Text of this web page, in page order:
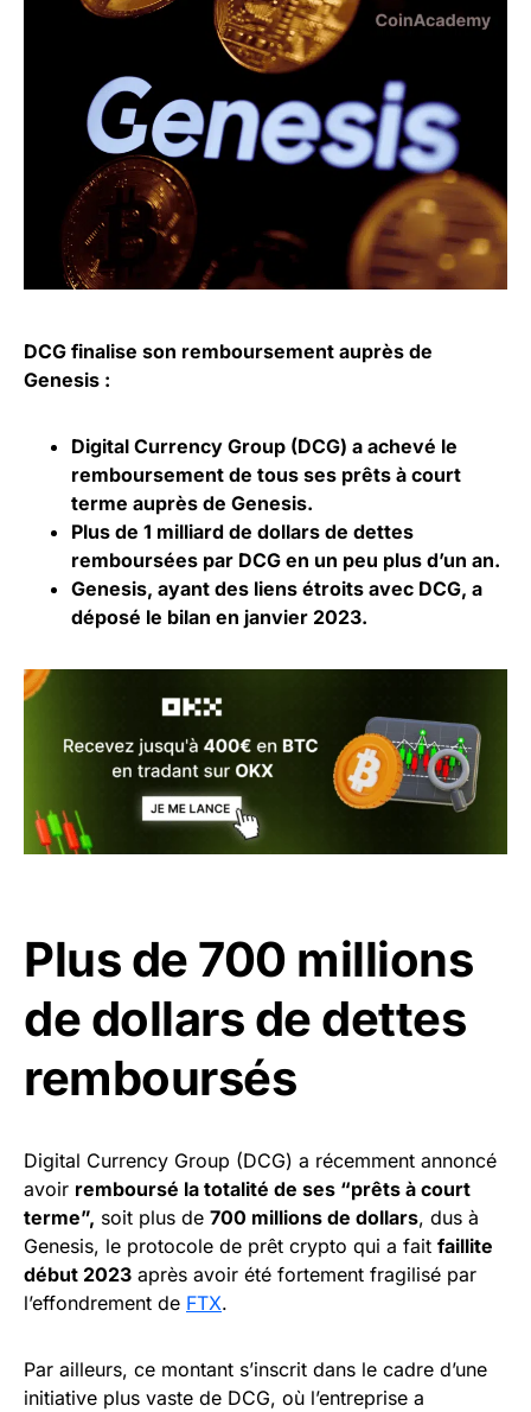
DCG finalise son remboursement auprès de
Genesis :
Digital Currency Group (DCG) a achevé le
remboursement de tous ses prêts à court
terme auprès de Genesis.
Plus de 1 milliard de dollars de dettes
remboursées par DCG en un peu plus d’un an.
Genesis, ayant des liens étroits avec DCG, a
déposé le bilan en janvier 2023.
Plus de 700 millions
de dollars de dettes
remboursés
Digital Currency Group (DCG) a récemment annoncé
avoir remboursé la totalité de ses “prêts à court
terme”, soit plus de 700 millions de dollars, dus à
Genesis, le protocole de prêt crypto qui a fait faillite
début 2023 après avoir été fortement fragilisé par
l’effondrement de FTX.
Par ailleurs, ce montant s’inscrit dans le cadre d’une
initiative plus vaste de DCG, où l’entreprise a